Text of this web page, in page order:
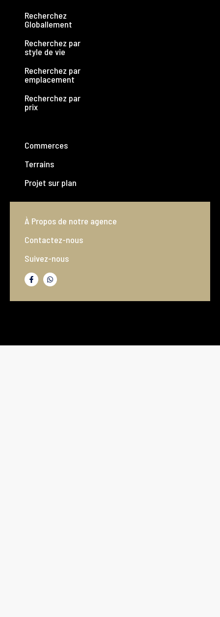
Recherchez
Globallement
Recherchez par
style de vie
Recherchez par
emplacement
Recherchez par
prix
Commerces
Terrains
Projet sur plan
À Propos de notre agence
Contactez-nous
Suivez-nous